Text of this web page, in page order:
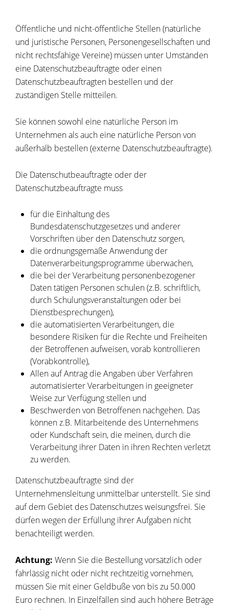
Öffentliche und nicht-öffentliche Stellen(natürliche
und juristische Personen, Personengesellschaften und
nicht rechtsfähige Vereine) müssen unter Umständen
eine Datenschutzbeauftragte oder einen
Datenschutzbeauftragten bestellen und der
zuständigen Stelle mitteilen.
Sie können sowohl eine natürliche Person im
Unternehmen als auch eine natürliche Person von
außerhalb bestellen (externe Datenschutzbeauftragte).
Die Datenschutbeauftragte oder der
Datenschutzbeauftragte muss
für die Einhaltung des
Bundesdatenschutzgesetzes und anderer
Vorschriften über den Datenschutz sorgen,
die ordnungsgemäße Anwendung der
Datenverarbeitungsprogramme überwachen,
die bei der Verarbeitung personenbezogener
Daten tätigen Personen schulen (z.B. schriftlich,
durch Schulungsveranstaltungen oder bei
Dienstbesprechungen),
die automatisierten Verarbeitungen, die
besondere Risiken für die Rechte und Freiheiten
der Betroffenen aufweisen, vorab kontrollieren
(Vorabkontrolle),
Allen auf Antrag die Angaben über Verfahren
automatisierter Verarbeitungen in geeigneter
Weise zur Verfügung stellen und
Beschwerden von Betroffenen nachgehen. Das
können z.B. Mitarbeitende des Unternehmens
oder Kundschaft sein, die meinen, durch die
Verarbeitung ihrer Daten in ihren Rechten verletzt
zu werden.
Datenschutzbeauftragte sind der
Unternehmensleitung unmittelbar unterstellt. Sie sind
auf dem Gebiet des Datenschutzes weisungsfrei. Sie
dürfen wegen der Erfüllung ihrer Aufgaben nicht
benachteiligt werden.
Achtung: Wenn Sie die Bestellung vorsätzlich oder
fahrlässig nicht oder nicht rechtzeitig vornehmen,
müssen Sie mit einer Geldbuße von bis zu 50.000
Euro rechnen. In Einzelfällen sind auch höhere Beträge